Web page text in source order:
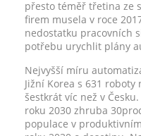
přesto téměř třetina ze
firem musela v roce
nedostatku pracovních
potřebu urychlit plány
Nejvyšší míru
Jižní Korea s 631
šestkrát víc než v
roku 2030 zhruba
populace v